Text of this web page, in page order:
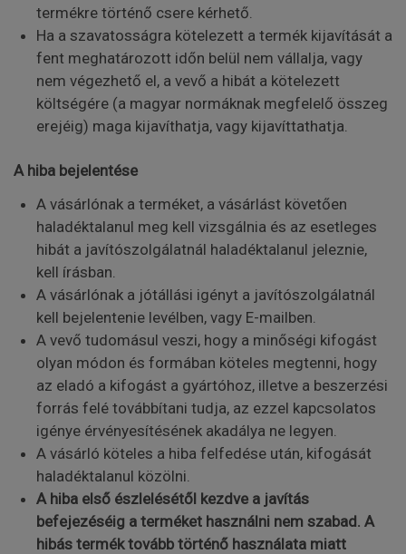
termékre történő csere kérhető.
Ha a szavatosságra kötelezett a termék kijavítását a
fent meghatározott időn belül nem vállalja, vagy
nem végezhető el, a vevő a hibát a kötelezett
költségére (a magyar normáknak megfelelő összeg
erejéig) maga kijavíthatja, vagy kijavíttathatja.
A hiba bejelentése
A vásárlónak a terméket, a vásárlást követően
haladéktalanul meg kell vizsgálnia és az esetleges
hibát a javítószolgálatnál haladéktalanul jeleznie,
kell írásban.
A vásárlónak a jótállási igényt a javítószolgálatnál
kell bejelentenie levélben, vagy E-mailben.
A vevő tudomásul veszi, hogy a minőségi kifogást
olyan módon és formában köteles megtenni, hogy
az eladó a kifogást a gyártóhoz, illetve a beszerzési
forrás felé továbbítani tudja, az ezzel kapcsolatos
igénye érvényesítésének akadálya ne legyen.
A vásárló köteles a hiba felfedése után, kifogását
haladéktalanul közölni.
A hiba első észlelésétől kezdve a javítás
befejezéséig a terméket használni nem szabad. A
hibás termék tovább történő használata miatt